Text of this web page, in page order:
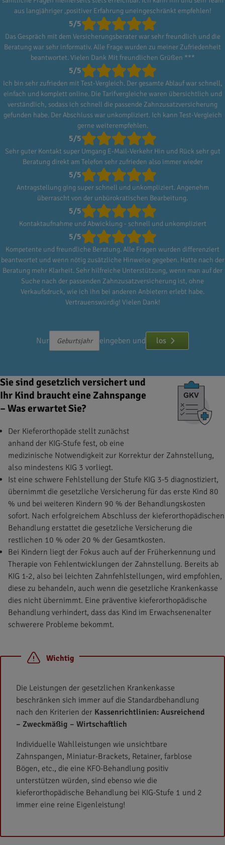
aus langjähriger ,positiver Erfahrung uneingeschränkt empfehlen!
5/5
Das Gespräch mit dem Versicherungsberater war sehr freundlich und die
Beratung war sehr informativ. Alle Frage wurden zu meiner Zufriedenheit
beantwortet. Vielen Dank Mit freundlichen Grüßen ***
5/5
Ich bin sehr zufrieden mit Test-Vergleich. Der gesamte Ablauf war schnell,
einfach und komplett online. Die Tarifvergleiche waren übersichtlich und
verständlich, sodass ich schnell die passende Zahnzusatzversicherung
gefunden habe. Der Abschluss war unkompliziert. Ich kann Test-Vergleich
gerne weiterempfehlen.
5/5
Sehr guter Kontakt super Umgang E-Mail-Verkehr Hin und Rück sehr gut
Beratung direkt am Telefon sehr zufrieden also immer wieder
5/5
Antragstellung ging super schnell und unkompliziert. Angenehm
überrascht von der unbürokratischen Bearbeitung.
5/5
Kontaktaufnahme und Abwicklung - schnell und unkompliziert
5/5
Kompetente und freundliche Beratung. Alle Fragen wurden differenziert
beantwortet und wenn nötig zusätzliche Hinweise gegeben. Hatte nach der
Beratung mehr Klarheit. Sehr hilfreiche Unterstützung, wenn man auf der
Suche nach der passenden Zahnzusatzversicherung ist, ohne
Verkaufsdruck, wie ich ihn bei anderen Anbietern erlebt habe.
Vertrauenswürdig! Vielen Dank!
Nur eingeben und los
Sie sind gesetzlich versichert und
Ihr Kind braucht eine Zahnspange
– Was erwartet Sie?
Der Kieferorthopäde stellt zunächst
anhand der KIG-Stufe fest, ob eine
medizinische Notwendigkeit zur Korrektur der Zahnstellung,
also mindestens KIG 3 vorliegt.
Ist eine schwere Fehlstellung der Stufe KIG 3-5 diagnostiziert,
übernimmt die gesetzliche Versicherung für das erste Kind 80
% und bei weiteren Kindern 90 % der Behandlungskosten
sofort. Nach erfolgreichem Abschluss der kieferorthopädischen
Behandlung erstattet die gesetzliche Versicherung die
restlichen 10 % oder 20 % der Gesamtkosten.
Bei Kindern liegt der Fokus auch auf der Früherkennung und
Therapie von Fehlentwicklungen der Zahnstellung. Bereits ab
KIG 1-2, also bei leichten Zahnfehlstellungen, wird empfohlen,
diese zu behandeln, auch wenn die gesetzliche Krankenkasse
dies nicht übernimmt. Eine präventive kieferorthopädische
Behandlung verhindert, dass das Kind im Erwachsenenalter
schwerere Probleme bekommt.
Wichtig
Die Leistungen der gesetzlichen Krankenkasse
beschränken sich immer auf die Standardbehandlung
nach den Kriterien der Kassenrichtlinien: Ausreichend
– Zweckmäßig – Wirtschaftlich
Individuelle Wahlleistungen wie unsichtbare
Zahnspangen, Miniatur-Brackets, Retainer, farblose
Bögen, etc., die eine KFO-Behandlung positiv
unterstützen würden, sind ebenso wie die
kieferorthopädische Behandlung bei KIG-Stufe 1 und 2
immer eine reine Eigenleistung!